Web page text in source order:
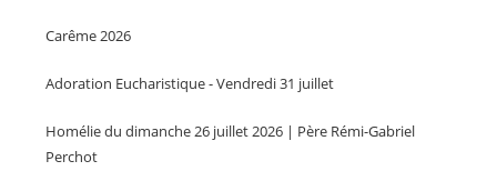
Carême 2026
Adoration Eucharistique - Vendredi 31 juillet
Homélie du dimanche 26 juillet 2026 | Père Rémi-Gabriel
Perchot